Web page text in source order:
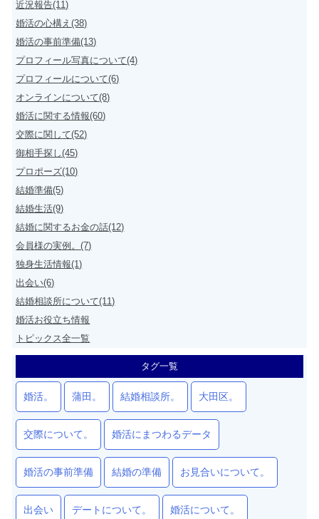
近況報告(11)
婚活の心構え(38)
婚活の事前準備(13)
プロフィール写真について(4)
プロフィールについて(6)
オンラインについて(8)
婚活に関する情報(60)
交際に関して(52)
御相手探し(45)
プロポーズ(10)
結婚準備(5)
結婚生活(9)
結婚に関するお金の話(12)
会員様の実例。(7)
独身生活情報(1)
出会い(6)
結婚相談所について(11)
婚活お役立ち情報
トピックス全一覧
タグ一覧
婚活。 蒲田。 結婚相談所。 大田区。
交際について。 婚活にまつわるデータ
婚活の事前準備 結婚の準備 お見合いについて。
出会い デートについて。 婚活について。